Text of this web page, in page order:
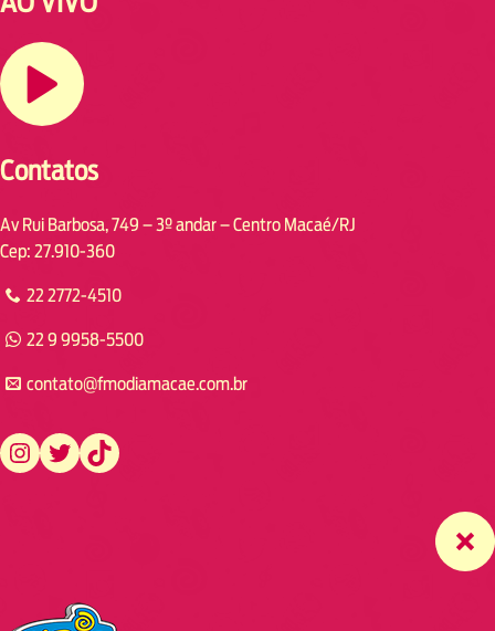
Contatos
Av Rui Barbosa, 749 – 3º andar – Centro Macaé/RJ
Cep: 27.910-360
22 2772-4510
22 9 9958-5500
contato@fmodiamacae.com.br
https://www.instagram.com/fmodia.macae/ https://twitter.com/fmodia.macae/ https://www.tiktok.com/@fmodia.macae